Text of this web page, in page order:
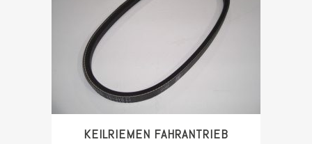
KEILRIEMEN FAHRANTRIEB